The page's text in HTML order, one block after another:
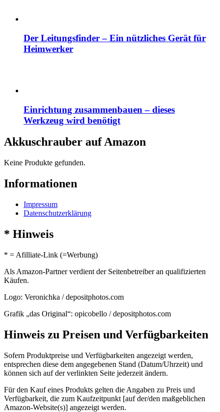
Der Leitungsfinder – Ein nützliches Gerät für
Heimwerker
Einrichtung zusammenbauen – dieses
Werkzeug wird benötigt
Akkuschrauber auf Amazon
Keine Produkte gefunden.
Informationen
Impressum
Datenschutzerklärung
* Hinweis
* = Afilliate-Link (=Werbung)
Als Amazon-Partner verdient der Seitenbetreiber an qualifizierten
Käufen.
Logo: Veronichka / depositphotos.com
Grafik „das Original“: opicobello / depositphotos.com
Hinweis zu Preisen und Verfügbarkeiten
Sofern Produktpreise und Verfügbarkeiten angezeigt werden,
entsprechen diese dem angegebenen Stand (Datum/Uhrzeit) und
können sich auf der verlinkten Seite jederzeit ändern.
Für den Kauf eines Produkts gelten die Angaben zu Preis und
Verfügbarkeit, die zum Kaufzeitpunkt [auf der/den maßgeblichen
Amazon-Website(s)] angezeigt werden.